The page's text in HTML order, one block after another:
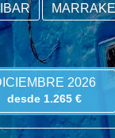
2026
desde 1.265 €